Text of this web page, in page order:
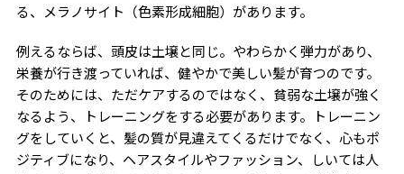
る、メラノサイト（色素形成細胞）があります。
例えるならば、頭皮は土壌と同じ。やわらかく弾力があり、
栄養が行き渡っていれば、健やかで美しい髪が育つのです。
そのためには、ただケアするのではなく、貧弱な土壌が強く
なるよう、トレーニングをする必要があります。トレーニン
グをしていくと、髪の質が見違えてくるだけでなく、心もポ
ジティブになり、ヘアスタイルやファッション、しいては人